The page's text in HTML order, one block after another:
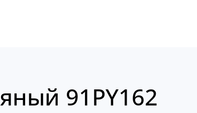
91PY162